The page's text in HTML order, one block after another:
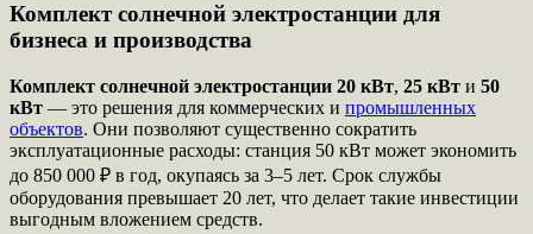
Комплект солнечной электростанции для
бизнеса и производства
Комплект солнечной электростанции 20 кВт, 25 кВт и 50
кВт — это решения для коммерческих и промышленных
объектов. Они позволяют существенно сократить
эксплуатационные расходы: станция 50 кВт может экономить
до 850 000 ₽ в год, окупаясь за 3–5 лет. Срок службы
оборудования превышает 20 лет, что делает такие инвестиции
выгодным вложением средств.